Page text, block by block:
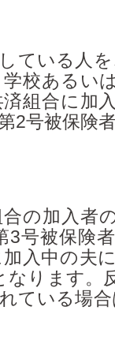
ている人
校あるい
組合に加
2号被保険
の加入者
3号被保険
入中の夫
なります。
ている場